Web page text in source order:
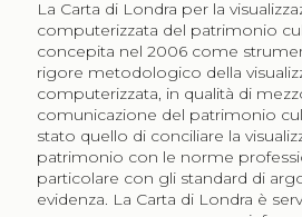
La Carta di Londra per la
computerizzata del patrimonio
concepita nel 2006 come
rigore metodologico della
computerizzata, in qualità di
comunicazione del patrimonio
stato quello di conciliare la
patrimonio con le norme
particolare con gli standard di
evidenza. La Carta di Londra è